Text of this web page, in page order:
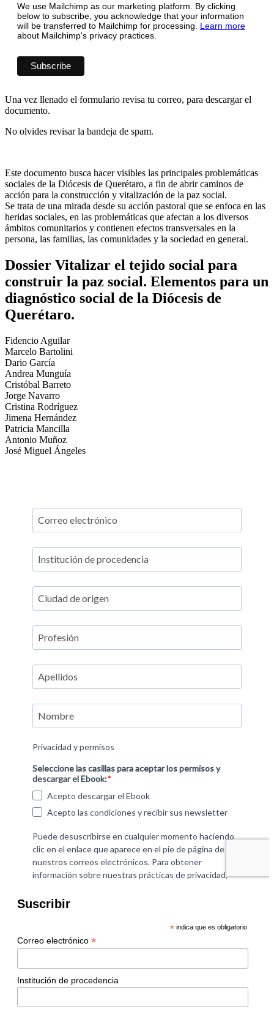
We use Mailchimp as our marketing platform. By clicking
below to subscribe, you acknowledge that your information
will be transferred to Mailchimp for processing. Learn more
about Mailchimp's privacy practices.
Una vez llenado el formulario revisa tu correo, para descargar el
documento.
No olvides revisar la bandeja de spam.
Este documento busca hacer visibles las principales problemáticas
sociales de la Diócesis de Querétaro, a fin de abrir caminos de
acción para la construcción y vitalización de la paz social.
Se trata de una mirada desde su acción pastoral que se enfoca en las
heridas sociales, en las problemáticas que afectan a los diversos
ámbitos comunitarios y contienen efectos transversales en la
persona, las familias, las comunidades y la sociedad en general.
Dossier Vitalizar el tejido social para
construir la paz social. Elementos para un
diagnóstico social de la Diócesis de
Querétaro.
Fidencio Aguilar
Marcelo Bartolini
Dario García
Andrea Munguía
Cristóbal Barreto
Jorge Navarro
Cristina Rodríguez
Jimena Hernández
Patricia Mancilla
Antonio Muñoz
José Miguel Ángeles
Suscribir
* indica que es obligatorio
Correo electrónico *
Institución de procedencia